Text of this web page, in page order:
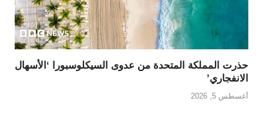
حذرت المملكة المتحدة من عدوى السيكلوسبورا ‘الأسهال
الانفجاري’
أغسطس 5, 2026